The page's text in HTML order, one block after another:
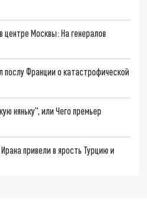
Москвы: На генералов
Франции о катастрофической
няньку", или Чего премьер
привели в ярость Турцию и